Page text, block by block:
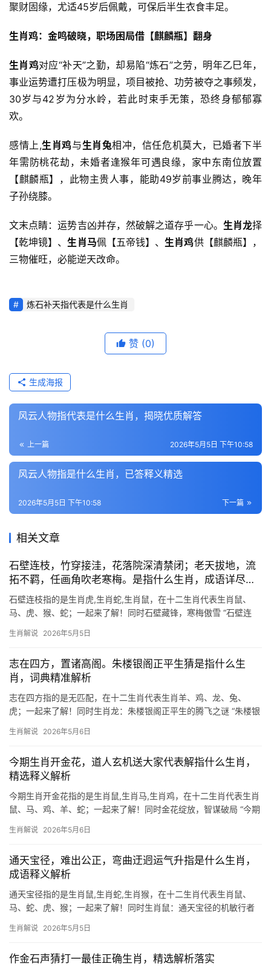
聚财固缘，尤适45岁后佩戴，可保后半生衣食丰足。
生肖鸡：金鸣破晓，职场困局借【麒麟瓶】翻身
生肖鸡对应“补天”之勤，却易陷“炼石”之劳，明年乙巳年，
事业运势遭打压极为明显，项目被抢、功劳被夺之事频发，
30岁与42岁为分水岭，若此时束手无策，恐终身郁郁寡
欢。
感情上,生肖鸡与生肖兔相冲，信任危机莫大，已婚者下半
年需防桃花劫，未婚者逢猴年可遇良缘，家中东南位放置
【麒麟瓶】，此物主贵人事，能助49岁前事业腾达，晚年
子孙绕膝。
文末点睛：运势吉凶并存，然破解之道存乎一心。 生肖龙择
【乾坤镜】、生肖马佩【五帝钱】、生肖鸡供【麒麟瓶】，
三物催旺，必能逆天改命。
炼石补天指代表是什么生肖
赞 (0)
生成海报
风云人物指代表是什么生肖，揭晓优质解答
上一篇 2026年5月5日 下午10:58
风云人物指是什么生肖，已答释义精选
下一篇
2026年5月5日 下午10:58
相关文章
石壁连枝，竹穿接洼，花落院深清禁闭；老天拔地，流
拓不羁，任画角吹老寒梅。是指什么生肖，成语详尽解
释
石壁连枝指的是生肖虎,生肖蛇,生肖鼠，在十二生肖代表生肖鼠、
马、虎、猴、蛇；一起来了解！同时石壁藏锋，寒梅傲雪 “石壁连
洼”之困——事业上或遭打压，29岁者尤需防项目被抢，41岁则警惕
生肖解说 2026年5月5日
志在四方，置诸高阁。朱楼银阁正平生猜是指什么生
肖，词典精准解析
志在四方指的是无匹配，在十二生肖代表生肖羊、鸡、龙、兔、
虎；一起来了解！同时生肖龙：朱楼银阁正平生的腾飞之谜 “朱楼银
象征事业巅峰，2024甲辰龙年正是其发力的黄金期，29岁者
生肖解说 2026年5月6日
今期生肖开金花，道人玄机送大家代表解指什么生肖，
精选释义解析
今期生肖开金花指的是生肖鼠,生肖马,生肖鸡，在十二生肖代表生肖
鼠、马、鸡、羊、蛇；一起来了解！同时金花绽放，智谋破局 “今期
花”则象征偏财涌动，尤其对29岁和41岁者极为难得，古籍云“鼠衔
生肖解说 2026年5月6日
通天宝径，难出公正，弯曲迂迥运气升指是什么生肖，
成语释义解析
通天宝径指的是生肖鼠,生肖蛇,生肖猴，在十二生肖代表生肖鼠、
马、蛇、虎、猴；一起来了解！同时生肖鼠：通天宝径的机敏行者
生嗅觉灵敏，常能捕捉他人忽略的商机，但2024年流年与太岁相
生肖解说 2026年5月5日
作金石声猜打一最佳正确生肖，精选解析落实